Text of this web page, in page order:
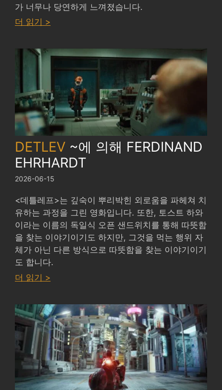
가 너무나 당연하게 느껴졌습니다.
더 읽기 >
ADS
by
SODAZE
DETLEV ~에 의해 FERDINAND
EHRHARDT
2026-06-15
<데틀레프>는 깊숙이 뿌리박힌 외로움을 파헤쳐 치
유하는 과정을 그린 영화입니다. 또한, 토스트 하와
이라는 이름의 독일식 오픈 샌드위치를 통해 따뜻함
을 찾는 이야기이기도 하지만, 그것을 먹는 행위 자
체가 아닌 다른 방식으로 따뜻함을 찾는 이야기이기
도 합니다.
더 읽기 >
FERDINAND
EHRHARDT